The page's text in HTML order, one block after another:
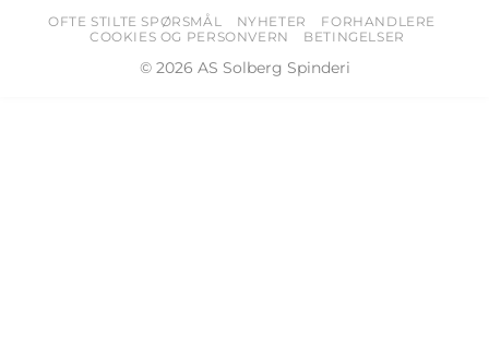
OFTE STILTE SPØRSMÅL NYHETER
FORHANDLERE
COOKIES OG PERSONVERN
BETINGELSER
© 2026 AS Solberg Spinderi